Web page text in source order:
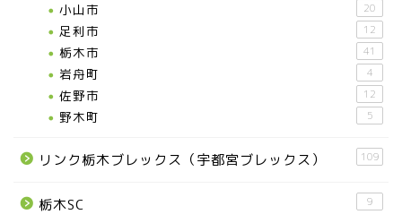
小山市 20
足利市 12
栃木市 41
岩舟町 4
佐野市 12
野木町 5
リンク栃木ブレックス（宇都宮ブレックス） 109
栃木SC 9